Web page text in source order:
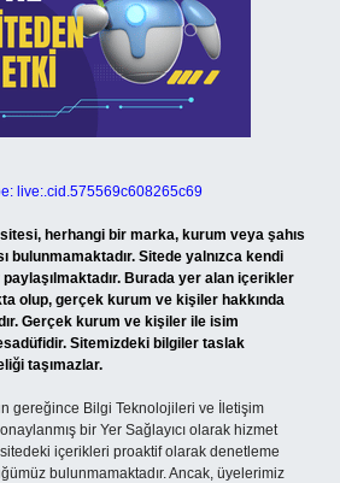
live:.cid.575569c608265c69
herhangi bir marka, kurum veya şahıs
bulunmamaktadır. Sitede yalnızca kendi
paylaşılmaktadır. Burada yer alan içerikler
olup, gerçek kurum ve kişiler hakkında
Gerçek kurum ve kişiler ile isim
Sitemizdeki bilgiler taslak
taşımazlar.
gereğince Bilgi Teknolojileri ve İletişim
bir Yer Sağlayıcı olarak hizmet
içerikleri proaktif olarak denetleme
bulunmamaktadır. Ancak, üyelerimiz